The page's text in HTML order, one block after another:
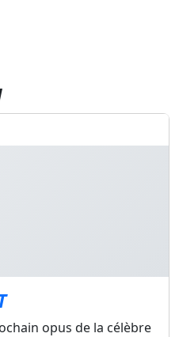
opus de la célèbre